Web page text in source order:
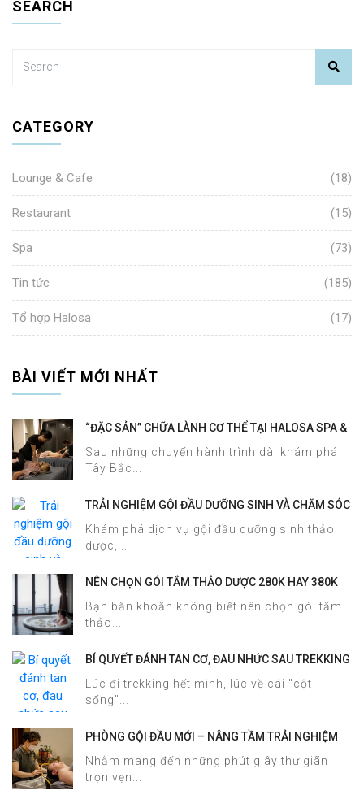
SEARCH
CATEGORY
Lounge & Cafe (18)
Restaurant (15)
Spa (73)
Tin tức (185)
Tổ hợp Halosa (17)
BÀI VIẾT MỚI NHẤT
“ĐẶC SẢN” CHỮA LÀNH CƠ THỂ TẠI HALOSA SPA &
Sau những chuyến hành trình dài khám phá
Tây Bắc...
TRẢI NGHIỆM GỘI ĐẦU DƯỠNG SINH VÀ CHĂM SÓC
Khám phá dịch vụ gội đầu dưỡng sinh thảo
dược,...
NÊN CHỌN GÓI TẮM THẢO DƯỢC 280K HAY 380K
Bạn băn khoăn không biết nên chọn gói tắm
thảo...
BÍ QUYẾT ĐÁNH TAN CƠ, ĐAU NHỨC SAU TREKKING
MASSAGE
Lúc đi trekking hết mình, lúc về cái "cột
sống"...
PHÒNG GỘI ĐẦU MỚI – NÂNG TẦM TRẢI NGHIỆM
DƯỠNG SINH TẠI HALOSA SPA & MASSAGE
Nhằm mang đến những phút giây thư giãn
trọn vẹn...